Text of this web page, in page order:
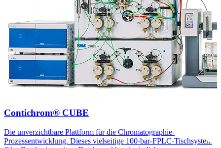
Contichrom® CUBE
Die unverzichtbare Plattform für die Chromatographie-
Prozessentwicklung. Dieses vielseitige 100-bar-FPLC-Tischsystem